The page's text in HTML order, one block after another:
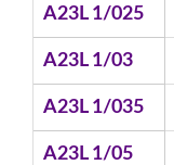
A23L 1/025
A23L 1/03
A23L 1/035
A23L 1/05